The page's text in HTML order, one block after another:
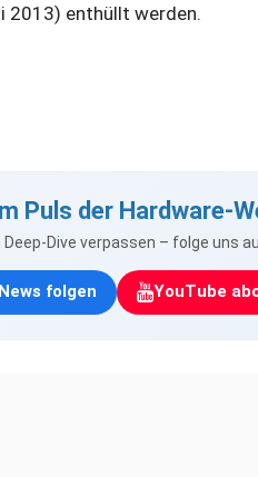
2013) enthüllt werden.
Puls der Hardware-
Dive verpassen – folge uns
folgen YouTube